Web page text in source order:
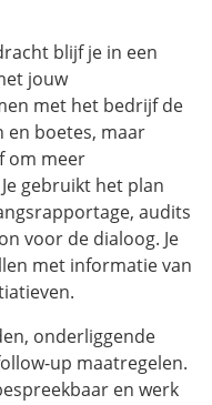
blijf je in een
jouw
met het bedrijf de
en boetes, maar
om meer
gebruikt het plan
audits
voor de dialoog. Je
met informatie van
onderliggende
up maatregelen.
en werk